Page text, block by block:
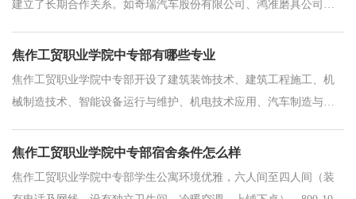
建立了长期合作关系。如奇瑞汽车股份有限公司、鸿准磨具公司、
等。学生入校即签订就业保障
焦作工贸职业学院中专部有哪些专业
焦作工贸职业学院中专部开设了建筑装饰技术、建筑工程施工、机
械制造技术、智能设备运行与维护、机电技术应用、汽车制造与检
计事务、电子商务、网络营销
焦作工贸职业学院中专部宿舍条件怎么样
焦作工贸职业学院中专部学生公寓环境优雅，六人间至四人间（装